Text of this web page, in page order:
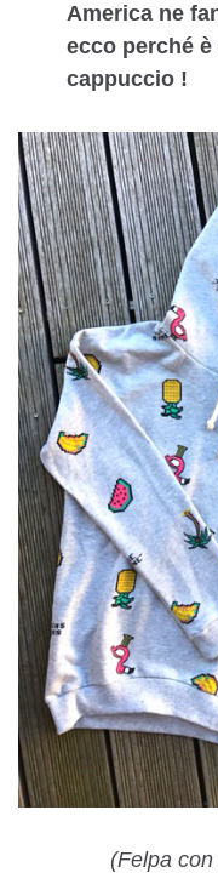
America ne
ecco perché
cappuccio !
(Felpa